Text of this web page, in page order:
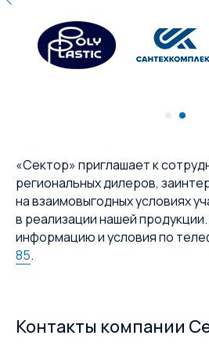
«Сектор» приглашает к
региональных дилеров,
на взаимовыгодных условиях
в реализации нашей
информацию и условия по
85.
Контакты компании